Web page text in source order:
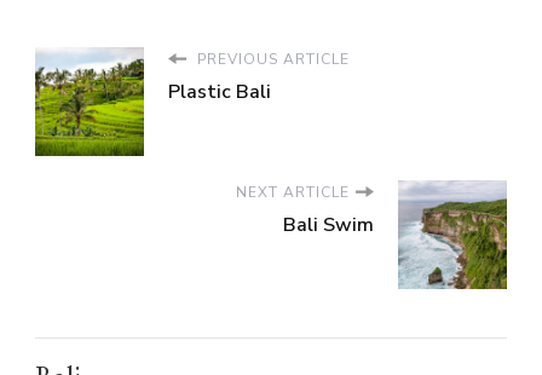
PREVIOUS ARTICLE
Plastic Bali
NEXT ARTICLE
Bali Swim